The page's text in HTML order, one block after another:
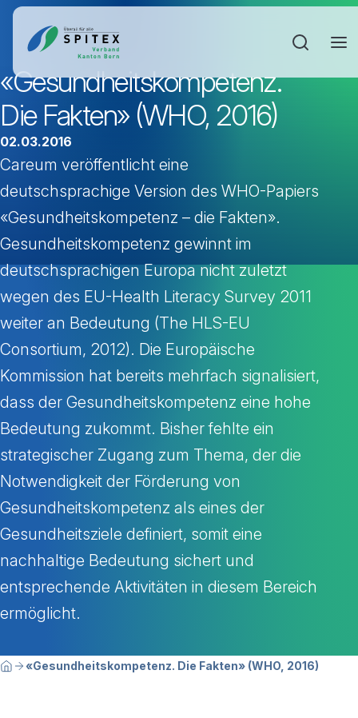
«Gesundheitskompetenz.
Die Fakten» (WHO, 2016)
02.03.2016
Careum veröffentlicht eine
deutschsprachige Version des WHO-Papiers
«Gesundheitskompetenz – die Fakten».
Gesundheitskompetenz gewinnt im
deutschsprachigen Europa nicht zuletzt
wegen des EU-Health Literacy Survey 2011
weiter an Bedeutung (The HLS-EU
Consortium, 2012). Die Europäische
Kommission hat bereits mehrfach signalisiert,
dass der Gesundheitskompetenz eine hohe
Bedeutung zukommt. Bisher fehlte ein
strategischer Zugang zum Thema, der die
Notwendigkeit der Förderung von
Gesundheitskompetenz als eines der
Gesundheitsziele definiert, somit eine
nachhaltige Bedeutung sichert und
entsprechende Aktivitäten in diesem Bereich
ermöglicht.
Breadcrumbnavigation
Sie befinden sich hier:
Home«Gesundheitskompetenz. Die Fakten» (WHO, 2016)